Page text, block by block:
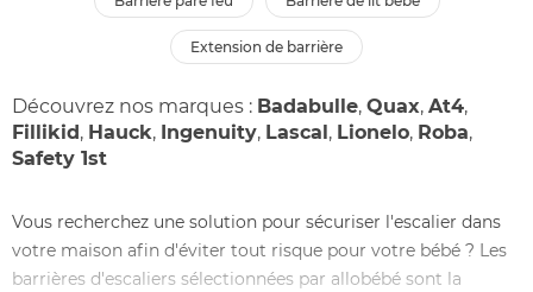
extension de barrière
Découvrez nos marques : Badabulle, Quax, At4,
Fillikid, Hauck, Ingenuity, Lascal, Lionelo, Roba,
Safety 1st
Vous recherchez une solution pour sécuriser l'escalier dans
votre maison afin d'éviter tout risque pour votre bébé ? Les
barrières d'escaliers sélectionnées par allobébé sont la